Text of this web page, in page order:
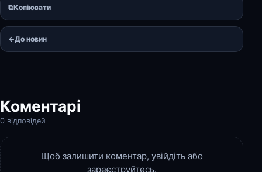
⧉Копіювати
←До новин
Коментарі
0 відповідей
Щоб залишити коментар, увійдітьабо
зареєструйтесь.